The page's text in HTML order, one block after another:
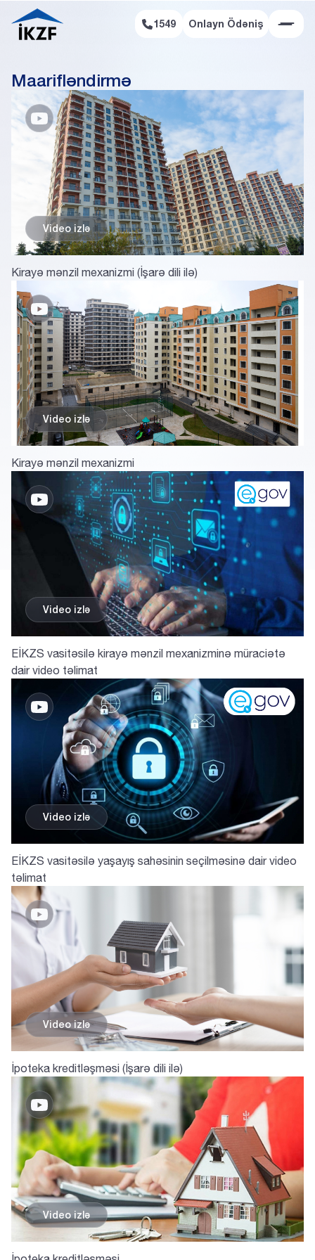
Onlayn Ödəniş 1549 Onlayn Ödəniş
Maarifləndirmə
Video izlә
Kirayə mənzil mexanizmi (İşarə dili ilə)
Video izlә
Kirayə mənzil mexanizmi
Video izlә
EİKZS vasitəsilə kirayə mənzil mexanizminə müraciətə
dair video təlimat
Video izlә
EİKZS vasitəsilə yaşayış sahəsinin seçilməsinə dair video
təlimat
Video izlә
İpoteka kreditləşməsi (İşarə dili ilə)
Video izlә
Ödəniş cədvəli
Hər ay üçün ödəniləcək məbləğ, faizlər və əsas
borc
Ödəniş nömrəsi Ödəniş tarixi
Zəmanət cədvəli
Hissəvi zəmanət haqları üzrə ay-ay hesablanmış
məbləğlər
Subsidiya Qrafiki
#